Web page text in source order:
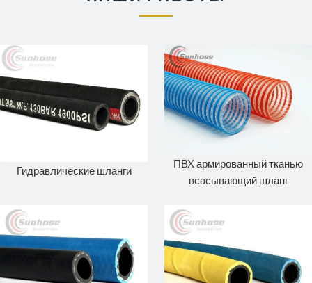
Гидравлические шланги
ПВХ армированный тканью
всасывающий шланг